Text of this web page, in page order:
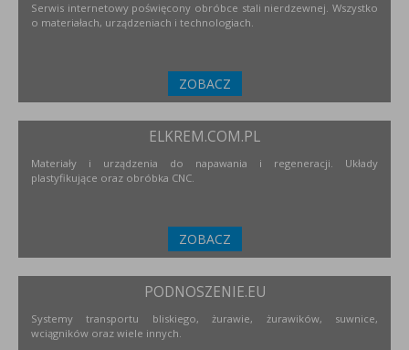
Serwis internetowy poświęcony obróbce stali nierdzewnej. Wszystko
o materiałach, urządzeniach i technologiach.
ZOBACZ
ELKREM.COM.PL
Materiały i urządzenia do napawania i regeneracji. Układy
plastyfikujące oraz obróbka CNC.
ZOBACZ
PODNOSZENIE.EU
Systemy transportu bliskiego, żurawie, żurawików, suwnice,
wciągników oraz wiele innych.